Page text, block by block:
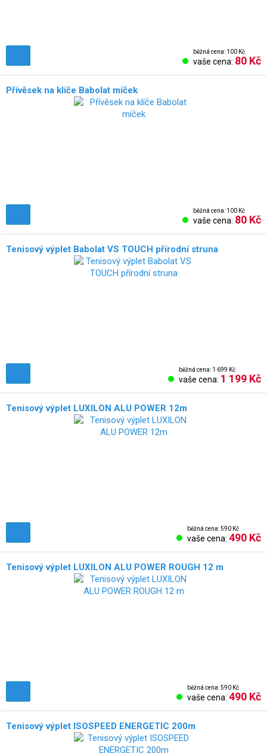
běžná cena: 100 Kč
vaše cena: 80 Kč
Přívěsek na klíče Babolat míček
běžná cena: 100 Kč
vaše cena: 80 Kč
Tenisový výplet Babolat VS TOUCH přírodní struna
běžná cena: 1 699 Kč
vaše cena: 1 199 Kč
Tenisový výplet LUXILON ALU POWER 12m
běžná cena: 590 Kč
vaše cena: 490 Kč
Tenisový výplet LUXILON ALU POWER ROUGH 12 m
běžná cena: 590 Kč
vaše cena: 490 Kč
Tenisový výplet ISOSPEED ENERGETIC 200m